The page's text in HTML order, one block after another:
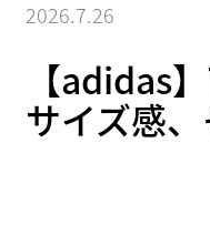
2026.7.26
【adidas
サイズ感